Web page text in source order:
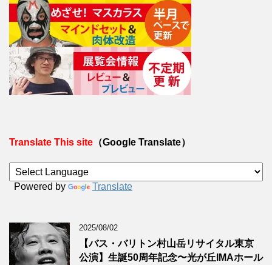
Translate This site （Google Translate）
Powered by Translate
2025/08/02
【バス・バリトン村山岳リサイタル東京
公演】生誕50周年記念〜光が丘IMAホール